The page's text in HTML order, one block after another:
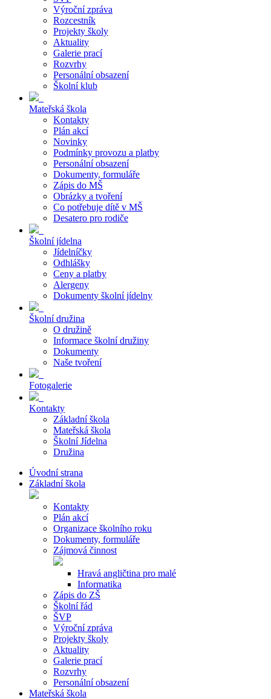
Výroční zpráva
Rozcestník
Projekty školy
Aktuality
Galerie prací
Rozvrhy
Personální obsazení
Školní klub
Mateřská škola
Kontakty
Plán akcí
Novinky
Podmínky provozu a platby
Personální obsazení
Dokumenty, formuláře
Zápis do MŠ
Obrázky a tvoření
Co potřebuje dítě v MŠ
Desatero pro rodiče
Školní jídelna
Jídelníčky
Odhlášky
Ceny a platby
Alergeny
Dokumenty školní jídelny
Školní družina
O družině
Informace školní družiny
Dokumenty
Naše tvoření
Fotogalerie
Kontakty
Základní škola
Mateřská škola
Školní Jídelna
Družina
Úvodní strana
Základní škola
Kontakty
Plán akcí
Organizace školního roku
Dokumenty, formuláře
Zájmová činnost
Hravá angličtina pro malé
Informatika
Zápis do ZŠ
Školní řád
ŠVP
Výroční zpráva
Projekty školy
Aktuality
Galerie prací
Rozvrhy
Personální obsazení
Mateřská škola